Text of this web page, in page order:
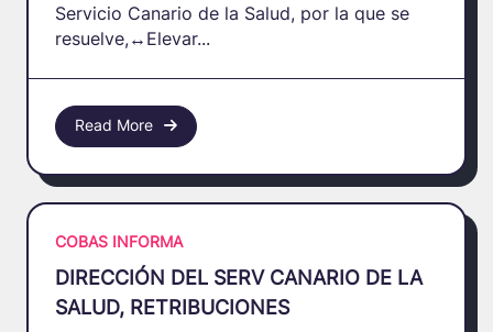
Servicio Canario de la Salud, por la que se
resuelve,↔️ Elevar...
Read More
COBAS INFORMA
DIRECCIÓN DEL SERV CANARIO DE LA
SALUD, RETRIBUCIONES